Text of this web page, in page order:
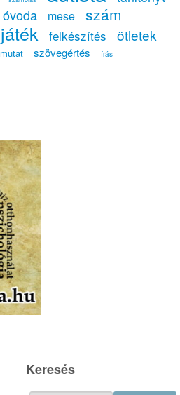
óvoda mese szám
játék felkészítés ötletek
mutat szövegértés írás
Keresés